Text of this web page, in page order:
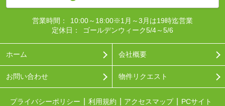
営業時間：
10:00～18:00※1月～3月は19時迄営業
定休日：
ゴールデンウィーク5/4～5/6
ホーム 会社概要
お問い合わせ 物件リクエスト
プライバシーポリシー 利用規約 アクセスマップ
PCサイト